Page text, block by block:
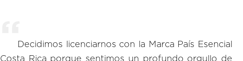
Decidimos licenciarnos con la Marca País Esencial
Costa Rica porque sentimos un profundo orgullo de